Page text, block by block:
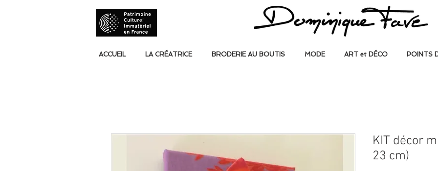
ACCUEIL LA CRÉATRICE BRODERIE AU BOUTIS MODE ART et DÉCO POINTS
KIT décor
23 cm)